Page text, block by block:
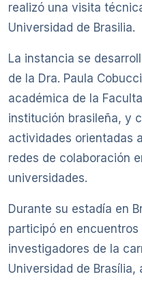
realizó una visita
Universidad de Brasilia.
La instancia se
de la Dra. Paula
académica de la
institución brasileña, y
actividades orientadas
redes de colaboración
universidades.
Durante su estadía en
participó en
investigadores de la
Universidad de